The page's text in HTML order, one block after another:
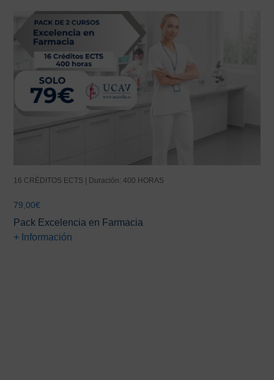
16 CRÉDITOS ECTS | Duración: 400 HORAS
79,00€
Pack Excelencia en Farmacia
+ Información